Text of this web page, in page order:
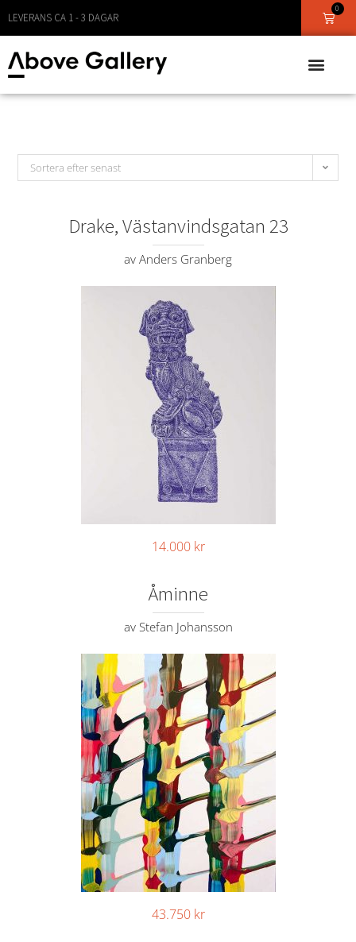
LEVERANS CA 1 - 3 DAGAR
0
Sortera efter senast
Drake, Västanvindsgatan 23
av Anders Granberg
14.000 kr
Åminne
av Stefan Johansson
43.750 kr